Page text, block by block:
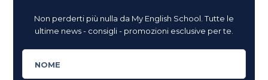
Non perderti più nulla da My English School. Tutte le
ultime news - consigli - promozioni esclusive per te.